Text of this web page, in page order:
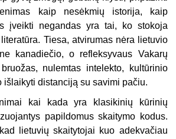
kaip nesėkmių istorija, kaip
įveikti negandas yra tai, ko stokoja
Tiesa, atvirumas nėra lietuvio
kanadiečio, o refleksyvaus Vakarų
nulemtas intelekto, kultūrinio
išlaikyti distanciją su savimi pačiu.
kai kada yra klasikinių kūrinių
papildomus skaitymo kodus.
lietuvių skaitytojai kuo adekvačiau